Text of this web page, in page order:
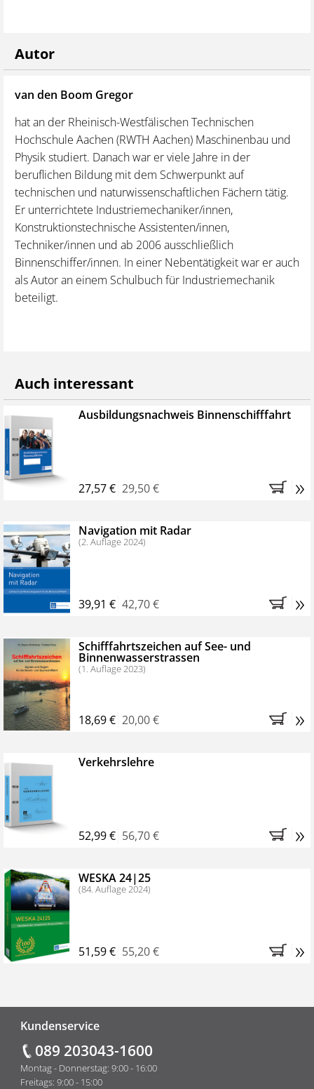
Mit praktischen Checklisten
hilfreiche Checklisten für Prüfung und Wartung – ein
echter Mehrwert für die Praxis.
Autor
van den Boom Gregor
hat an der Rheinisch-Westfälischen Technischen
Hochschule Aachen (RWTH Aachen) Maschinenbau und
Physik studiert. Danach war er viele Jahre in der
beruflichen Bildung mit dem Schwerpunkt auf
technischen und naturwissenschaftlichen Fächern tätig.
Er unterrichtete Industriemechaniker/innen,
Konstruktionstechnische Assistenten/innen,
Techniker/innen und ab 2006 ausschließlich
Binnenschiffer/innen. In einer Nebentätigkeit war er auch
als Autor an einem Schulbuch für Industriemechanik
beteiligt.
Auch interessant
Ausbildungsnachweis Binnenschifffahrt
27,57 € 29,50 € »
Navigation mit Radar
(2. Auflage 2024)
39,91 € 42,70 € »
Schifffahrtszeichen auf See- und
Binnenwasserstrassen
(1. Auflage 2023)
18,69 € 20,00 € »
Verkehrslehre
52,99 € 56,70 € »
WESKA 24|25
(84. Auflage 2024)
51,59 € 55,20 € »
Kundenservice
089 203043-1600
Montag - Donnerstag: 9:00 - 16:00
Freitags: 9:00 - 15:00